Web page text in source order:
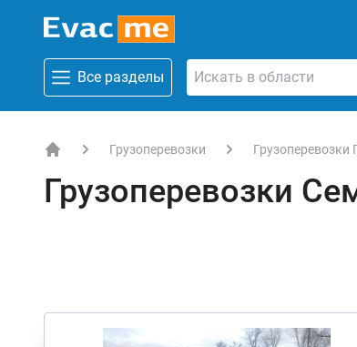
Все разделы
Грузоперевозки Грузоперевозки
Грузоперевозки